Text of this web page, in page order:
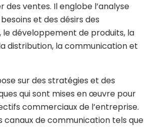
ventes. Il englobe l’analyse
et des désirs des
développement de produits, la
distribution, la communication et
sur des stratégies et des
qui sont mises en œuvre pour
commerciaux de l’entreprise.
canaux de communication tels que